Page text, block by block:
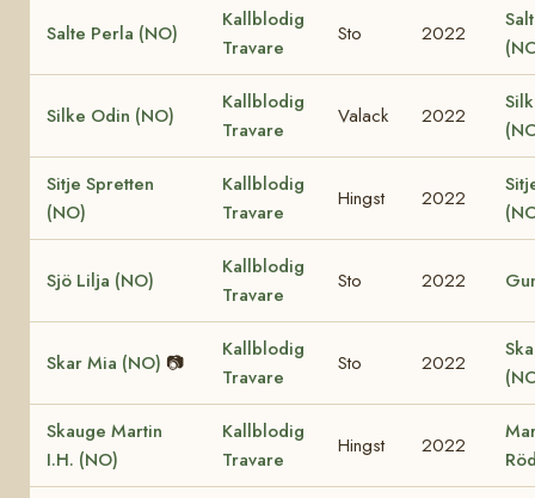
Salte Perla (NO)
Kallblodig
Travare
Sto 2022
Silke Odin (NO)
Kallblodig
Travare
Valack 2022
Sitje Spretten
(NO)
Kallblodig
Travare
Hingst 2022
Sjö Lilja (NO)
Kallblodig
Travare
Sto 2022
Skar Mia (NO) 📷
Kallblodig
Travare
Sto 2022
Skauge Martin
I.H. (NO)
Kallblodig
Travare
Hingst 2022